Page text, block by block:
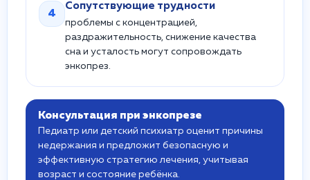
4
Сопутствующие трудности
проблемы с концентрацией,
раздражительность, снижение качества
сна и усталость могут сопровождать
энкопрез.
Консультация при энкопрезе
Педиатр или детский психиатр оценит причины
недержания и предложит безопасную и
эффективную стратегию лечения, учитывая
возраст и состояние ребёнка.